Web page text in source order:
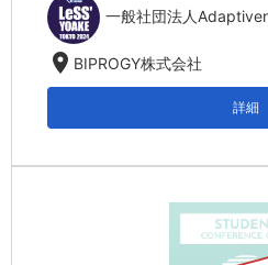
一般社団法人
location_on BIPROGY株式会社
詳細